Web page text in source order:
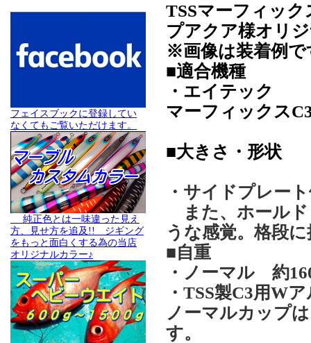
フェイスブックに登録してい
なくてもご覧いただけます。
純正色とは一味違った見え
方、見せ方を追及!! ジギング
をもっと面白くする為の当店
オリジナルカラー♪
TSSマーフィッ
プアクア様オリ
※画像は装着例で
■適合機種
・エイテック
マーフィックス
■大きさ・形状
・サイドプレー
また、ホールド
うな感覚。格段
■自重
・ノーマル 約
・TSS製C3用W
ノーマルカップ
す。